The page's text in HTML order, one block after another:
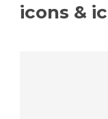
icons &